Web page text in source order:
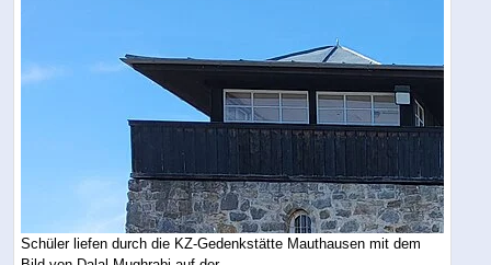
Schüler liefen durch die KZ-Gedenkstätte Mauthausen mit dem